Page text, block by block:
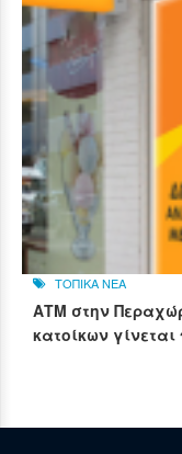
ΤΟΠΙΚΑ ΝΕΑ
ΑΤΜ στην
κατοίκων